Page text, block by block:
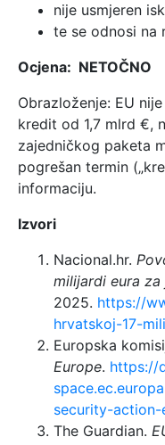
nije usmjeren
te se odnosi na
Ocjena: NETOČNO
Obrazloženje: EU
kredit od 1,7 mlrd €,
zajedničkog paketa
pogrešan termin
informaciju.
Izvori
Nacional.hr.
milijardi eura
2025. https://
hrvatskoj-17-
Europska
Europe. https://
security-action-
The Guardian.